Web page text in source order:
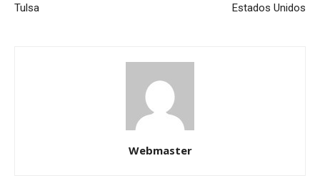
Tulsa
Estados Unidos
Webmaster